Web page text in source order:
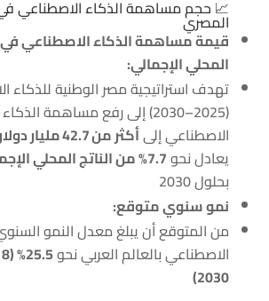
📈 حجم مساهمة الذكاء الاصطناعي
المصري
قيمة مساهمة الذكاء الاصطناعي في
المحلي الإجمالي:
تهدف استراتيجية مصر الوطنية للذكاء
(2025–2030) إلى رفع مساهمة الذكاء
الاصطناعي إلىأكثر من 42.7 مليار دولار
يعادل نحو7.7% من الناتج المحلي الإجمالي
بحلول 2030
نمو سنوي متوقع:
من المتوقع أن يبلغ معدل النمو
الاصطناعي بالعالم العربي نحو
2030)